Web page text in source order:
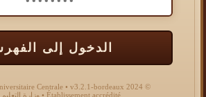
الدخول إلى
© 2024 Bibliothèque Universitaire Centrale • v3.2.1-bordeaux
Établissement accrédité • وزارة التعليم العالي